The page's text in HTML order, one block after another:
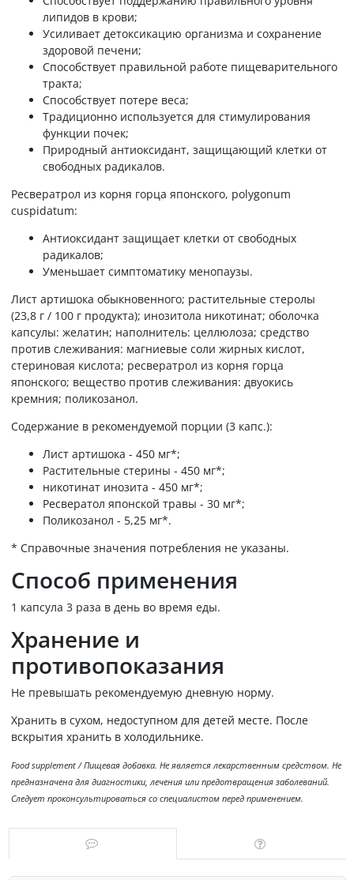
липидов в крови;
Усиливает детоксикацию организма и сохранение
здоровой печени;
Способствует правильной работе пищеварительного
тракта;
Способствует потере веса;
Традиционно используется для стимулирования
функции почек;
Природный антиоксидант, защищающий клетки от
свободных радикалов.
Ресвератрол из корня горца японского, polygonum
cuspidatum:
Антиоксидант защищает клетки от свободных
радикалов;
Уменьшает симптоматику менопаузы.
Лист артишока обыкновенного; растительные стеролы
(23,8 г / 100 г продукта); инозитола никотинат; оболочка
капсулы: желатин; наполнитель: целлюлоза; средство
против слеживания: магниевые соли жирных кислот,
стериновая кислота; ресвератрол из корня горца
японского; вещество против слеживания: двуокись
кремния; поликозанол.
Содержание в рекомендуемой порции (3 капс.):
Лист артишока - 450 мг*;
Растительные стерины - 450 мг*;
никотинат инозита - 450 мг*;
Ресвератол японской травы - 30 мг*;
Поликозанол - 5,25 мг*.
* Справочные значения потребления не указаны.
Способ применения
1 капсула 3 раза в день во время еды.
Хранение и
противопоказания
Не превышать рекомендуемую дневную норму.
Хранить в сухом, недоступном для детей месте. После
вскрытия хранить в холодильнике.
Food supplement / Пищевая добавка. Не является лекарственным средством. Не
предназначена для диагностики, лечения или предотвращения заболеваний.
Следует проконсультироваться со специалистом перед применением.